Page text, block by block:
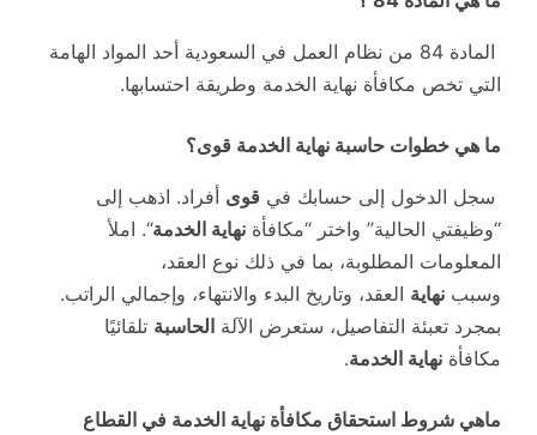
المادة 84 من نظام العمل في السعودية أحد المواد الهامة
التي تخص مكافأة نهاية الخدمة وطريقة احتسابها.
ما هي خطوات حاسبة نهاية الخدمة قوى؟
سجل الدخول إلى حسابك في قوى أفراد. اذهب إلى
“وظيفتي الحالية” واختر “مكافأة نهاية الخدمة“. املأ
المعلومات المطلوبة، بما في ذلك نوع العقد،
وسبب نهاية العقد، وتاريخ البدء والانتهاء، وإجمالي الراتب.
بمجرد تعبئة التفاصيل، ستعرض الآلة الحاسبة تلقائيًا
مكافأة نهاية الخدمة.
ماهي شروط استحقاق مكافأة نهاية الخدمة في القطاع